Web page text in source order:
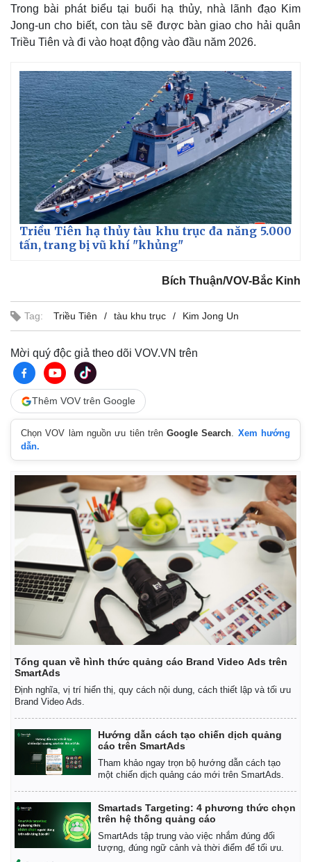
Trong bài phát biểu tại buổi hạ thủy, nhà lãnh đạo Kim
Jong-un cho biết, con tàu sẽ được bàn giao cho hải quân
Triều Tiên và đi vào hoạt động vào đầu năm 2026.
Triều Tiên hạ thủy tàu khu trục đa năng 5.000
tấn, trang bị vũ khí "khủng"
Bích Thuận/VOV-Bắc Kinh
Tag: Triều Tiên tàu khu trục Kim Jong Un
Mời quý độc giả theo dõi VOV.VN trên
Thêm VOV trên Google
Chọn VOV làm nguồn ưu tiên trênGoogle Search. Xem hướng
dẫn.
Tổng quan về hình thức quảng cáo Brand Video Ads trên
SmartAds
Định nghĩa, vị trí hiển thị, quy cách nội dung, cách thiết lập và tối ưu
Brand Video Ads.
Hướng dẫn cách tạo chiến dịch quảng
cáo trên SmartAds
Tham khảo ngay trọn bộ hướng dẫn cách tạo
một chiến dịch quảng cáo mới trên SmartAds.
Smartads Targeting: 4 phương thức chọn
trên hệ thống quảng cáo
SmartAds tập trung vào việc nhắm đúng đối
tượng, đúng ngữ cảnh và thời điểm để tối ưu.